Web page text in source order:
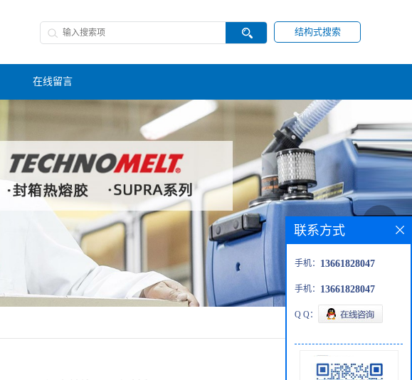
结构式搜索
在线留言
联系方式
手机： 13661828047
手机： 13661828047
Q Q：